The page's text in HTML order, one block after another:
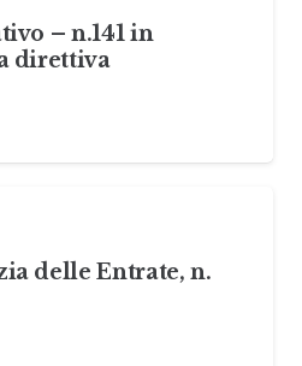
– n.141 in
direttiva
delle Entrate, n.